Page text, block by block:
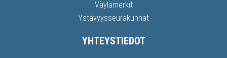
Väylämerkit
Ystävyysseurakunnat
YHTEYSTIEDOT